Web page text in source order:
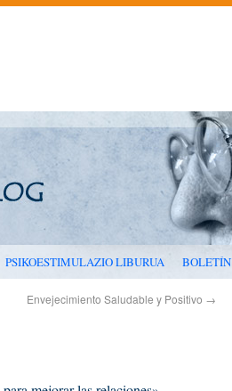
PSIKOESTIMULAZIO LIBURUA BOLETÍN
Envejecimiento Saludable y Positivo →